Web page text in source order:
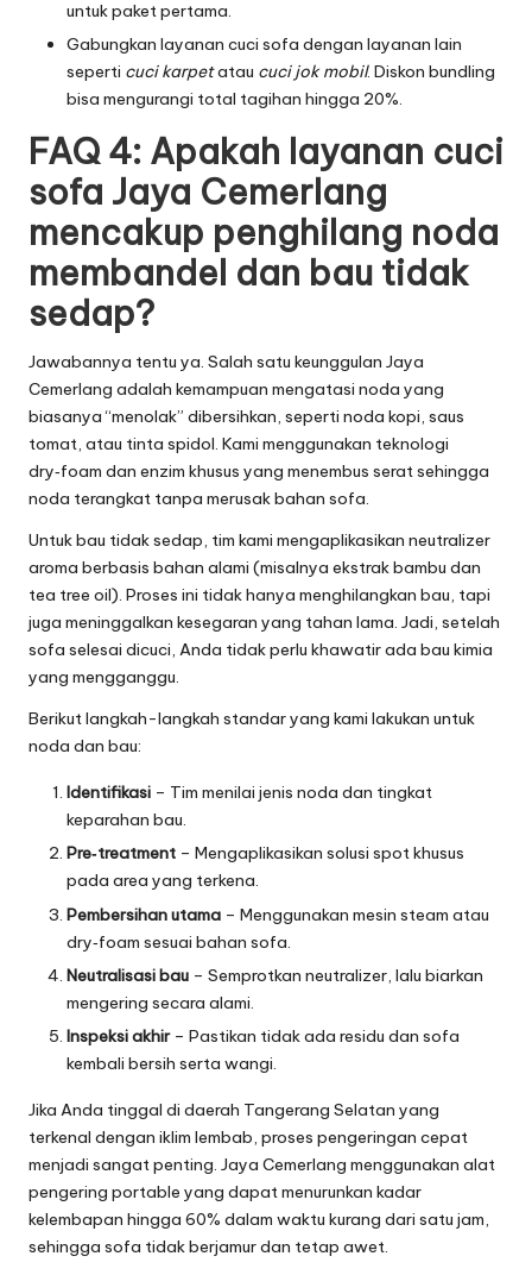
untuk paket pertama.
Gabungkan layanan cuci sofa dengan layanan lain
seperti cuci karpetatau cuci jok mobil. Diskon bundling
bisa mengurangi total tagihan hingga 20%.
FAQ 4: Apakah layanan cuci
sofa Jaya Cemerlang
mencakup penghilang noda
membandel dan bau tidak
sedap?
Jawabannya tentu ya. Salah satu keunggulan Jaya
Cemerlang adalah kemampuan mengatasi noda yang
biasanya “menolak” dibersihkan, seperti noda kopi, saus
tomat, atau tinta spidol. Kami menggunakan teknologi
dry‑foam dan enzim khusus yang menembus serat sehingga
noda terangkat tanpa merusak bahan sofa.
Untuk bau tidak sedap, tim kami mengaplikasikan neutralizer
aroma berbasis bahan alami (misalnya ekstrak bambu dan
tea tree oil). Proses ini tidak hanya menghilangkan bau, tapi
juga meninggalkan kesegaran yang tahan lama. Jadi, setelah
sofa selesai dicuci, Anda tidak perlu khawatir ada bau kimia
yang mengganggu.
Berikut langkah-langkah standar yang kami lakukan untuk
noda dan bau:
Identifikasi – Tim menilai jenis noda dan tingkat
keparahan bau.
Pre‑treatment – Mengaplikasikan solusi spot khusus
pada area yang terkena.
Pembersihan utama – Menggunakan mesin steam atau
dry‑foam sesuai bahan sofa.
Neutralisasi bau – Semprotkan neutralizer, lalu biarkan
mengering secara alami.
Inspeksi akhir– Pastikan tidak ada residu dan sofa
kembali bersih serta wangi.
Jika Anda tinggal di daerah Tangerang Selatan yang
terkenal dengan iklim lembab, proses pengeringan cepat
menjadi sangat penting. Jaya Cemerlang menggunakan alat
pengering portable yang dapat menurunkan kadar
kelembapan hingga 60% dalam waktu kurang dari satu jam,
sehingga sofa tidak berjamur dan tetap awet.